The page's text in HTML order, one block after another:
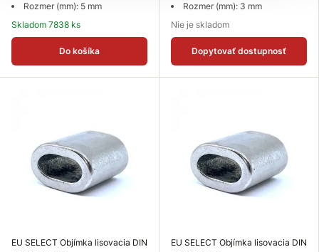
Rozmer (mm): 5 mm
Skladom 7838 ks
Do košíka
Rozmer (mm): 3 mm
Nie je skladom
Dopytovať dostupnosť
EU SELECT Objímka lisovacia DIN
EU SELECT Objímka lisovacia DIN